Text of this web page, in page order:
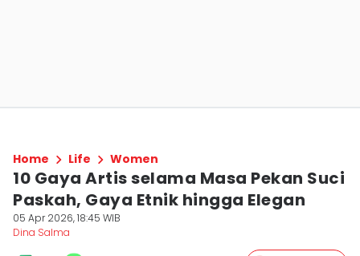
Home Life Women
10 Gaya Artis selama Masa Pekan Suci
Paskah, Gaya Etnik hingga Elegan
05 Apr 2026, 18:45 WIB
Dina Salma